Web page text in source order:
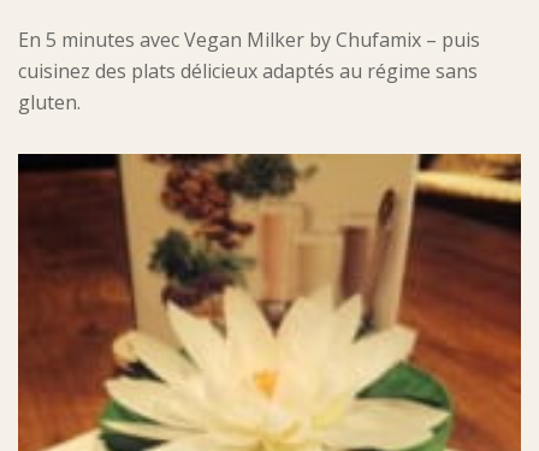
En 5 minutes avec Vegan Milker by Chufamix – puis
cuisinez des plats délicieux adaptés au régime sans
gluten.